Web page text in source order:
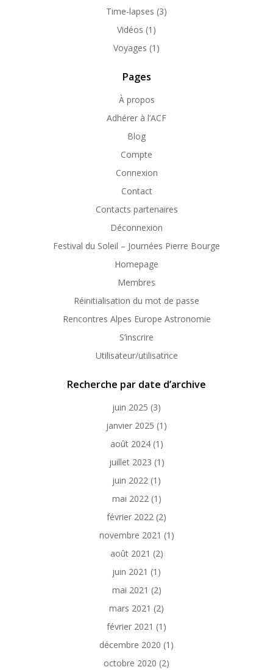
Time-lapses (3)
Vidéos (1)
Voyages (1)
Pages
À propos
Adhérer à l’ACF
Blog
Compte
Connexion
Contact
Contacts partenaires
Déconnexion
Festival du Soleil – Journées Pierre Bourge
Homepage
Membres
Réinitialisation du mot de passe
Rencontres Alpes Europe Astronomie
S’inscrire
Utilisateur/utilisatrice
Recherche par date d’archive
juin 2025 (3)
janvier 2025 (1)
août 2024(1)
juillet 2023 (1)
juin 2022 (1)
mai 2022(1)
février 2022 (2)
novembre 2021 (1)
août 2021 (2)
juin 2021 (1)
mai 2021 (2)
mars 2021 (2)
février 2021 (1)
décembre 2020 (1)
octobre 2020 (2)